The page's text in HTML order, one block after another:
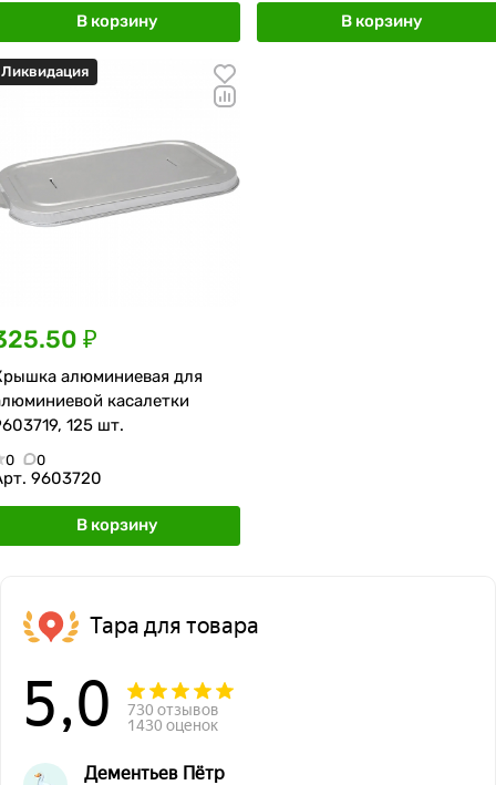
В корзину В корзину
Ликвидация
₽
алюминиевая для
касалетки
125 шт.
0 0
9603720
В корзину
Тара для товара
5,0
730 отзывов
1430 оценок
Дементьев Пётр